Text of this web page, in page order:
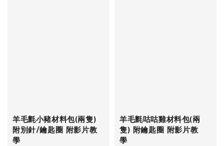
羊毛氈小豬材料包(兩隻)
附別針/鑰匙圈 附影片教
學
羊毛氈咕咕雞材料包(兩
隻) 附鑰匙圈 附影片教
學